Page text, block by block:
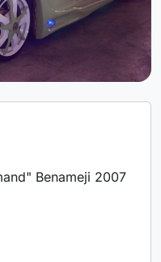
Benameji 2007